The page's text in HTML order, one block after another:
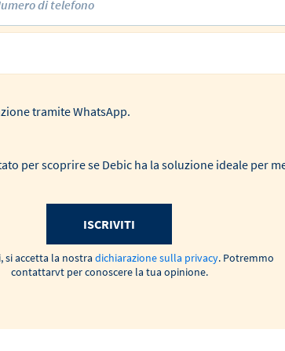
tramite WhatsApp.
per scoprire se Debic ha la soluzione ideale per
ISCRIVITI
si accetta la nostra dichiarazione sulla privacy. Potremmo
contattarvt per conoscere la tua opinione.